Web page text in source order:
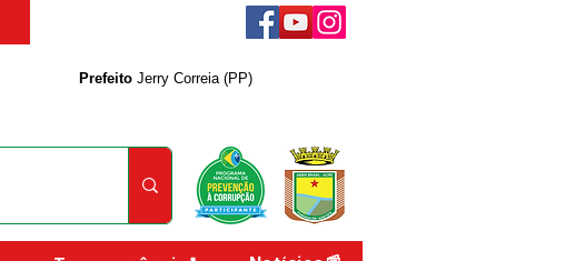
Prefeito Jerry Correia (PP)